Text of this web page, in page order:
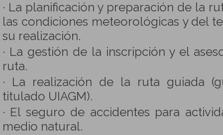
· La planificación y preparación de la
las condiciones meteorológicas y del
su realización.
· La gestión de la inscripción y el
ruta.
· La realización de la ruta guiada
titulado UIAGM).
· El seguro de accidentes para
medio natural.